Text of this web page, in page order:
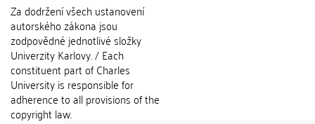
Za dodržení všech ustanovení
autorského zákona jsou
zodpovědné jednotlivé složky
Univerzity Karlovy. / Each
constituent part of Charles
University is responsible for
adherence to all provisions of the
copyright law.